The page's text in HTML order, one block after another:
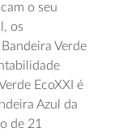
o seu
os
Verde
EcoXXI é
Azul da
de 21